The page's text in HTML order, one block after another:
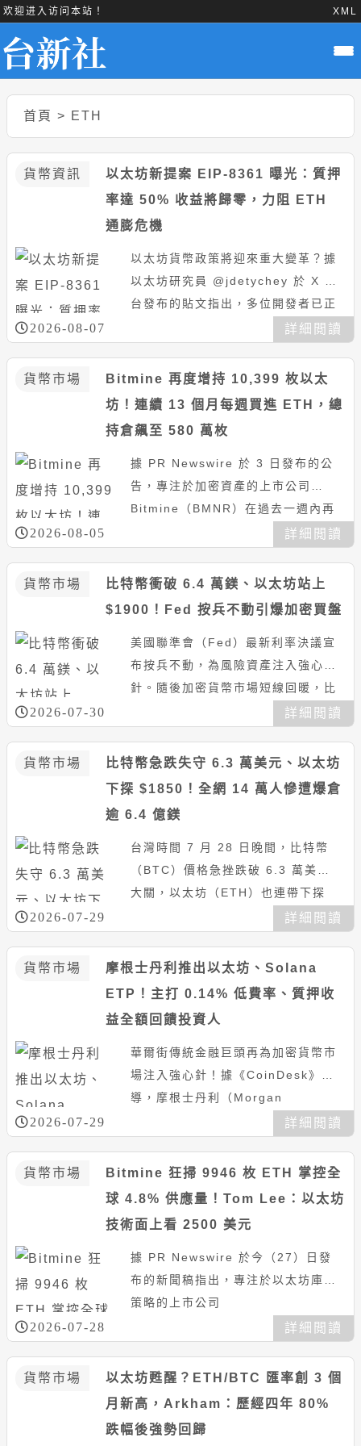
欢迎进入访问本站！ XML
首頁 > ETH
貨幣資訊
以太坊新提案 EIP-8361 曝光：質押
率達 50% 收益將歸零，力阻 ETH
通膨危機
以太坊貨幣政策將迎來重大變革？據
以太坊研究員 @jdetychey 於 X 平
台發布的貼文指出，多位開發者已正
式提交 EIP-8361「漸減發行銷毀」
2026-08-07 詳細閲讀
貨幣市場
Bitmine 再度增持 10,399 枚以太
坊！連續 13 個月每週買進 ETH，總
持倉飆至 580 萬枚
據 PR Newswire 於 3 日發布的公
告，專注於加密資產的上市公司
Bitmine（BMNR）在過去一週內再
度增持 10,399 枚 ETH，並自
2026-08-05 詳細閲讀
貨幣市場
比特幣衝破 6.4 萬鎂、以太坊站上
$1900！Fed 按兵不動引爆加密買盤
美國聯準會（Fed）最新利率決議宣
布按兵不動，為風險資產注入強心
針。隨後加密貨幣市場短線回暖，比
特幣（BTC）強勢突破 64,000 美
2026-07-30 詳細閲讀
貨幣市場
比特幣急跌失守 6.3 萬美元、以太坊
下探 $1850！全網 14 萬人慘遭爆倉
逾 6.4 億鎂
台灣時間 7 月 28 日晚間，比特幣
（BTC）價格急挫跌破 6.3 萬美元
大關，以太坊（ETH）也連帶下探
至 1,850 美元。據 CoinGlass 最
2026-07-29 詳細閲讀
貨幣市場
摩根士丹利推出以太坊、Solana
ETP！主打 0.14% 低費率、質押收
益全額回饋投資人
華爾街傳統金融巨頭再為加密貨幣市
場注入強心針！據《CoinDesk》報
導，摩根士丹利（Morgan
Stanley，大摩）繼今年推出比特幣
2026-07-29 詳細閲讀
貨幣市場
Bitmine 狂掃 9946 枚 ETH 掌控全
球 4.8% 供應量！Tom Lee：以太坊
技術面上看 2500 美元
據 PR Newswire 於今（27）日發
布的新聞稿指出，專注於以太坊庫存
策略的上市公司
Bitmine（BMNR）在過去一週內再
2026-07-28 詳細閲讀
貨幣市場
以太坊甦醒？ETH/BTC 匯率創 3 個
月新高，Arkham：歷經四年 80%
跌幅後強勢回歸